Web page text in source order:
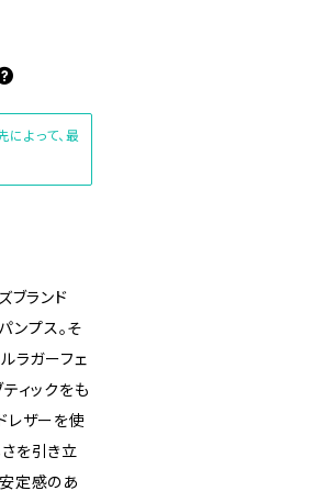
よって、最
ブランド
ンプス。そ
ラガーフェ
ィックをも
レザーを使
を引き立
定感のあ